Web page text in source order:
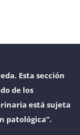
Esta sección
de los
está sujeta
patológica”.